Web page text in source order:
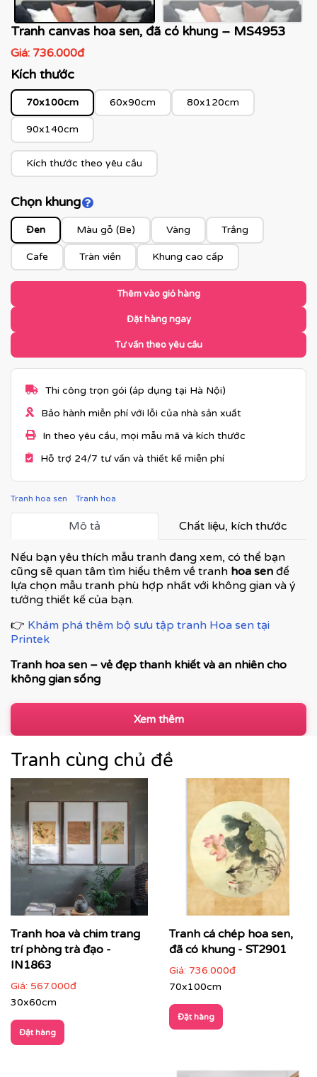
Tranh canvas hoa sen, đã có khung – MS4953
Giá: 736.000đ
Kích thước
70x100cm 60x90cm 80x120cm
90x140cm
Kích thước theo yêu cầu
Chọn khungClick để xem màu khung
Đen Màu gỗ (Be) Vàng Trắng
Cafe Tràn viền Khung cao cấp
Thêm vào giỏ hàng
Đặt hàng ngay
Tư vấn theo yêu cầu
Thi công trọn gói (áp dụng tại Hà Nội)
Bảo hành miễn phí với lỗi của nhà sản xuất
In theo yêu cầu, mọi mẫu mã và kích thước
Hỗ trợ 24/7 tư vấn và thiết kế miễn phí
Tranh hoa sen Tranh hoa
Mô tả Chất liệu, kích thước
Nếu bạn yêu thích mẫu tranh đang xem, có thể bạn
cũng sẽ quan tâm tìm hiểu thêm về tranh hoa sen để
lựa chọn mẫu tranh phù hợp nhất với không gian và ý
tưởng thiết kế của bạn.
👉 Khám phá thêm bộ sưu tập tranh Hoa sen tại
Printek
Tranh hoa sen – vẻ đẹp thanh khiết và an nhiên cho
không gian sống
Tranh hoa senlà dòng tranh nghệ thuật mang đậm giá
trị văn hoá Á Đông, biểu tượng cho
bình an và phúc lành. Hình ảnh hoa sen nhẹ nhàng
bằng cảm xúc và giàu chiều sâu thẩm mỹ.
Xem thêm
Tranh cùng chủ đề
Tranh hoa và chim trang
trí phòng trà đạo -
IN1863
Giá: 567.000đ
30x60cm
Đặt hàng
Tranh cá chép hoa sen,
đã có khung - ST2901
Giá: 736.000đ
70x100cm
Đặt hàng